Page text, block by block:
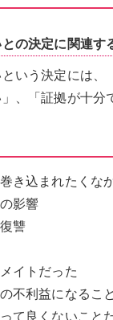
の決定に関連す
いう決定には、
」、「証拠が十
き込まれたくな
影響
讐
イトだった
不利益になるこ
て良くないこと